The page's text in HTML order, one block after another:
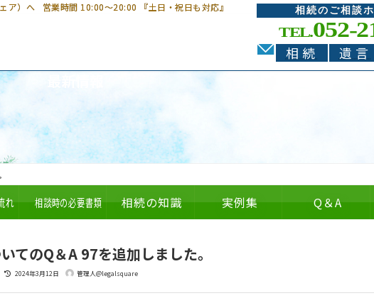
ア）へ営業時間 10:00～20:00 『土日・祝日も対応』 相続のご相談
TEL.052-
相続 遺言
れ 相談時の必要書類 相続の知識 実例集 Q＆A
てのQ＆A 97を追加しました。
最
2024年3月12日 管理人@legalsquare